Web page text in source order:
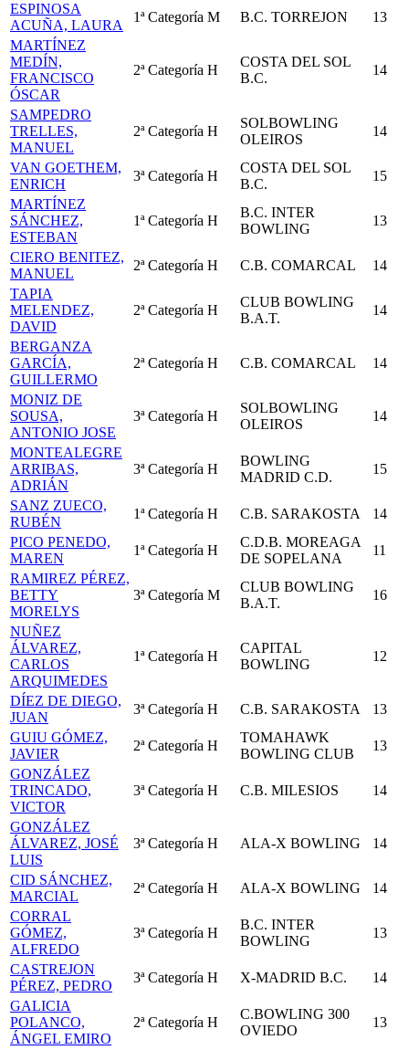
ESPINOSA
ACUÑA, LAURA
1ª Categoría M B.C. TORREJON
13
MARTÍNEZ
MEDÍN,
FRANCISCO
ÓSCAR
2ª Categoría H
COSTA DEL SOL
B.C.
14
SAMPEDRO
TRELLES,
MANUEL
2ª Categoría H
SOLBOWLING
OLEIROS
14
VAN GOETHEM,
ENRICH
3ª Categoría H
COSTA DEL SOL
B.C.
15
MARTÍNEZ
SÁNCHEZ,
ESTEBAN
1ª Categoría H
B.C. INTER
BOWLING
13
CIERO BENITEZ,
MANUEL
2ª Categoría H C.B. COMARCAL
14
TAPIA
MELENDEZ,
DAVID
2ª Categoría H
CLUB BOWLING
B.A.T.
14
BERGANZA
GARCÍA,
GUILLERMO
2ª Categoría H C.B. COMARCAL 14
MONIZ DE
SOUSA,
ANTONIO JOSE
3ª Categoría H
SOLBOWLING
OLEIROS
14
MONTEALEGRE
ARRIBAS,
ADRIÁN
3ª Categoría H
BOWLING
MADRID C.D.
15
SANZ ZUECO,
RUBÉN
1ª Categoría H C.B. SARAKOSTA
14
PICO PENEDO,
MAREN
1ª Categoría H
C.D.B. MOREAGA
DE SOPELANA
11
RAMIREZ PÉREZ,
BETTY
MORELYS
3ª Categoría M
CLUB BOWLING
B.A.T.
16
NUÑEZ
ÁLVAREZ,
CARLOS
ARQUIMEDES
1ª Categoría H
CAPITAL
BOWLING
12
DÍEZ DE DIEGO,
JUAN
3ª Categoría H C.B. SARAKOSTA
13
GUIU GÓMEZ,
JAVIER
2ª Categoría H
TOMAHAWK
BOWLING CLUB
13
GONZÁLEZ
TRINCADO,
VICTOR
3ª Categoría H C.B. MILESIOS 14
GONZÁLEZ
ÁLVAREZ, JOSÉ
LUIS
3ª Categoría H ALA-X BOWLING 14
CID SÁNCHEZ,
MARCIAL
2ª Categoría H ALA-X BOWLING
14
CORRAL
GÓMEZ,
ALFREDO
3ª Categoría H
B.C. INTER
BOWLING
13
CASTREJON
PÉREZ, PEDRO
3ª Categoría H X-MADRID B.C.
14
GALICIA
POLANCO,
ÁNGEL EMIRO
2ª Categoría H
C.BOWLING 300
OVIEDO
13